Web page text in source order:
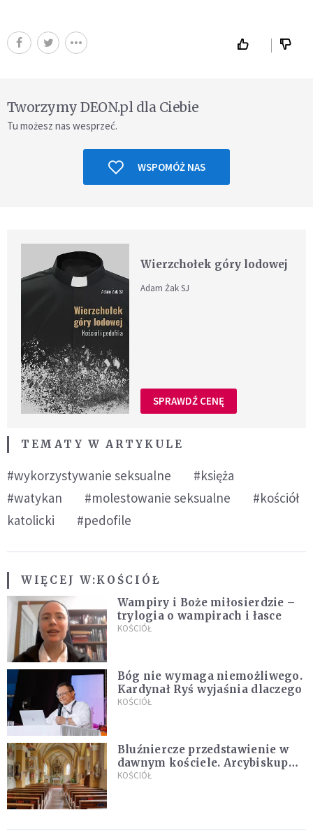
Tworzymy DEON.pl dla Ciebie
Tu możesz nas wesprzeć.
WSPOMÓŻ NAS
Wierzchołek góry lodowej
Adam Żak SJ
SPRAWDŹ CENĘ
TEMATY W ARTYKULE
#wykorzystywanie seksualne
#księża
#watykan
#molestowanie seksualne
#kościół
katolicki
#pedofile
WIĘCEJ W:KOŚCIÓŁ
Wampiry i Boże miłosierdzie –
trylogia o wampirach i łasce
KOŚCIÓŁ
Bóg nie wymaga niemożliwego.
Kardynał Ryś wyjaśnia dlaczego
KOŚCIÓŁ
Bluźniercze przedstawienie w
dawnym kościele. Arcybiskup
stanowczo reaguje
KOŚCIÓŁ